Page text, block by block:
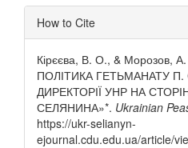
Article
Details
How to Cite
Кірєєва, В. О., & Морозов,
ПОЛІТИКА ГЕТЬМАНАТУ
ДИРЕКТОРІЇ УНР НА
СЕЛЯНИНА»*. Ukrainian
https://ukr-selianyn-
ejournal.cdu.edu.ua/article/